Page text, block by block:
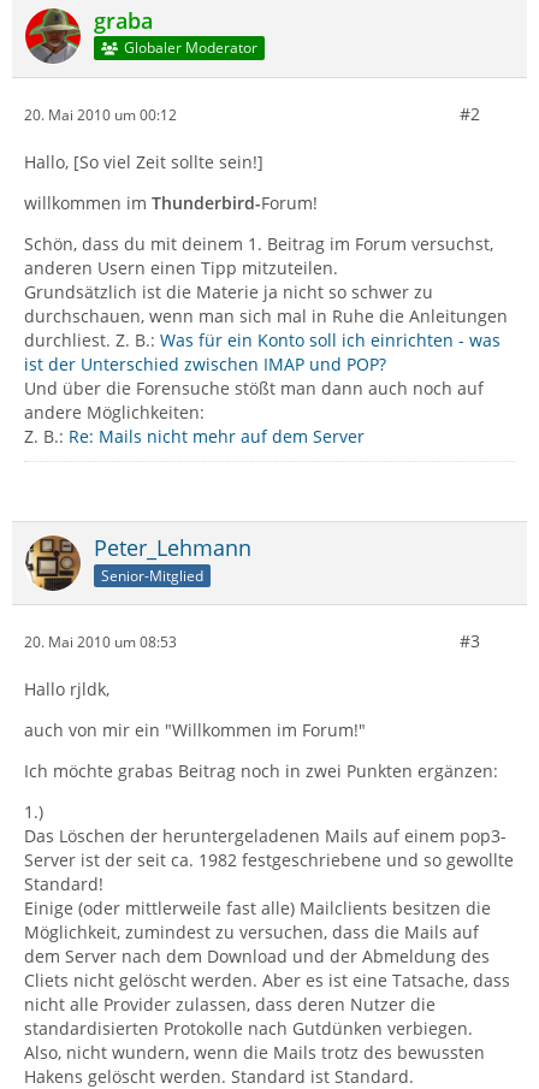
graba
Globaler Moderator
20. Mai 2010 um 00:12 #2
Hallo, [So viel Zeit sollte sein!]
willkommen im Thunderbird-Forum!
Schön, dass du mit deinem 1. Beitrag im Forum versuchst,
anderen Usern einen Tipp mitzuteilen.
Grundsätzlich ist die Materie ja nicht so schwer zu
durchschauen, wenn man sich mal in Ruhe die Anleitungen
durchliest. Z. B.: Was für ein Konto soll ich einrichten - was
ist der Unterschied zwischen IMAP und POP?
Und über die Forensuche stößt man dann auch noch auf
andere Möglichkeiten:
Z. B.: Re: Mails nicht mehr auf dem Server
Peter_Lehmann
Senior-Mitglied
20. Mai 2010 um 08:53 #3
Hallo rjldk,
auch von mir ein "Willkommen im Forum!"
Ich möchte grabas Beitrag noch in zwei Punkten ergänzen:
1.)
Das Löschen der heruntergeladenen Mails auf einem pop3-
Server ist der seit ca. 1982 festgeschriebene und so gewollte
Standard!
Einige (oder mittlerweile fast alle) Mailclients besitzen die
Möglichkeit, zumindest zu versuchen, dass die Mails auf
dem Server nach dem Download und der Abmeldung des
Cliets nicht gelöscht werden. Aber es ist eine Tatsache, dass
nicht alle Provider zulassen, dass deren Nutzer die
standardisierten Protokolle nach Gutdünken verbiegen.
Also, nicht wundern, wenn die Mails trotz des bewussten
Hakens gelöscht werden. Standard ist Standard.